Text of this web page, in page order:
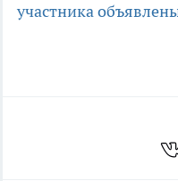
участника